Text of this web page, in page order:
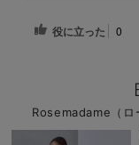
役に立った 0
Rosemadame（ロ